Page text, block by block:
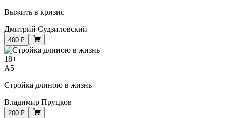
Выжить в кризис
Дмитрий Судзиловский
400 ₽
18+
A5
Стройка длиною в жизнь
Владимир Пруцков
200 ₽